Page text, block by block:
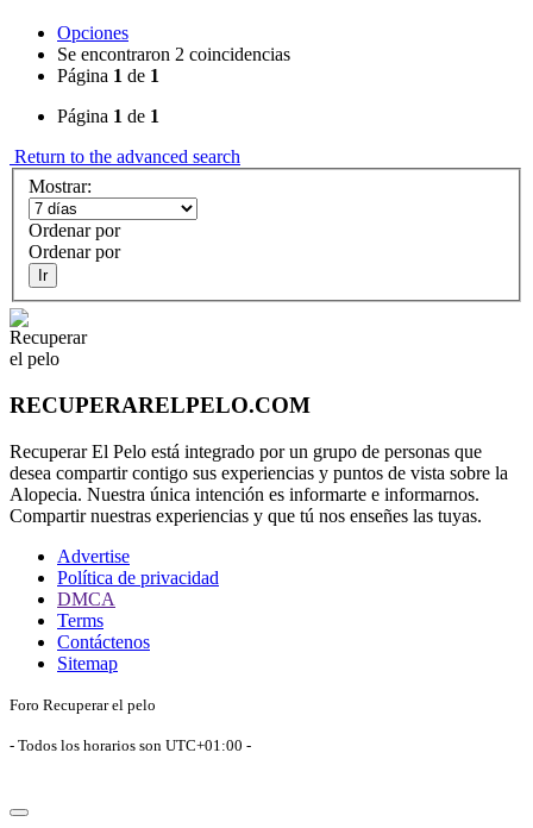
Opciones
Se encontraron 2 coincidencias
Página 1 de 1
Página 1 de 1
Return to the advanced search
Mostrar:
Ordenar por
Ordenar por
Ir
RECUPERARELPELO.COM
Recuperar El Pelo está integrado por un grupo de personas que
desea compartir contigo sus experiencias y puntos de vista sobre la
Alopecia. Nuestra única intención es informarte e informarnos.
Compartir nuestras experiencias y que tú nos enseñes las tuyas.
Advertise
Política de privacidad
DMCA
Terms
Contáctenos
Sitemap
Foro Recuperar el pelo
- Todos los horarios son UTC+01:00 -